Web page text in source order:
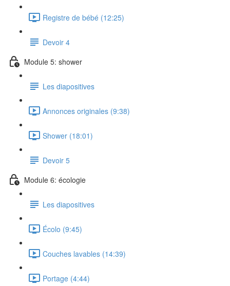
Registre de bébé (12:25)
Devoir 4
Module 5: shower
Les diapositives
Annonces originales (9:38)
Shower (18:01)
Devoir 5
Module 6: écologie
Les diapositives
Écolo (9:45)
Couches lavables (14:39)
Portage (4:44)